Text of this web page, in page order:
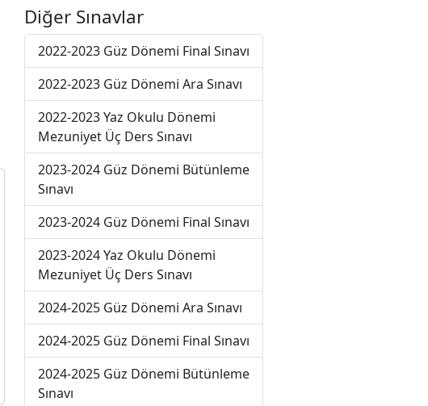
Diğer Sınavlar
2022-2023 Güz Dönemi Final Sınavı
2022-2023 Güz Dönemi Ara Sınavı
2022-2023 Yaz Okulu Dönemi
Mezuniyet Üç Ders Sınavı
2023-2024 Güz Dönemi Bütünleme
Sınavı
2023-2024 Güz Dönemi Final Sınavı
2023-2024 Yaz Okulu Dönemi
Mezuniyet Üç Ders Sınavı
2024-2025 Güz Dönemi Ara Sınavı
2024-2025 Güz Dönemi Final Sınavı
2024-2025 Güz Dönemi Bütünleme
Sınavı